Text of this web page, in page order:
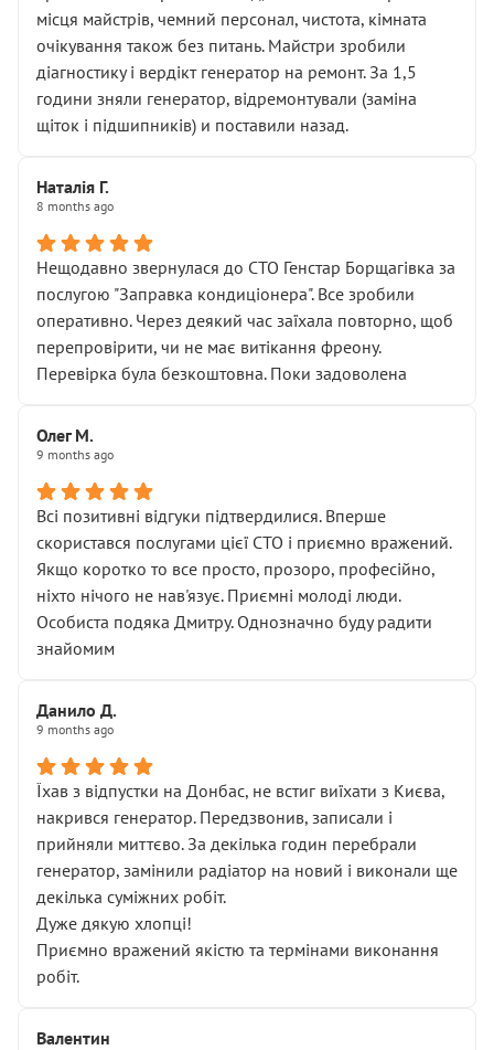
місця майстрів, чемний персонал, чистота, кімната
очікування також без питань. Майстри зробили
діагностику і вердікт генератор на ремонт. За 1,5
години зняли генератор, відремонтували (заміна
щіток і підшипників) и поставили назад.
Наталія Г.
8 months ago
Нещодавно звернулася до СТО Генстар Борщагівка за
послугою "Заправка кондиціонера". Все зробили
оперативно. Через деякий час заїхала повторно, щоб
перепровірити, чи не має витікання фреону.
Перевірка була безкоштовна. Поки задоволена
Олег М.
9 months ago
Всі позитивні відгуки підтвердилися. Вперше
скористався послугами цієї СТО і приємно вражений.
Якщо коротко то все просто, прозоро, професійно,
ніхто нічого не нав'язує. Приємні молоді люди.
Особиста подяка Дмитру. Однозначно буду радити
знайомим
Данило Д.
9 months ago
Їхав з відпустки на Донбас, не встиг виїхати з Києва,
накрився генератор. Передзвонив, записали і
прийняли миттєво. За декілька годин перебрали
генератор, замінили радіатор на новий і виконали ще
декілька суміжних робіт.
Дуже дякую хлопці!
Приємно вражений якістю та термінами виконання
робіт.
Валентин